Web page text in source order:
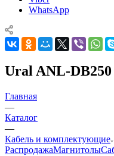
WhatsApp
Ural ANL-DB250
Главная
—
Каталог
—
Кабель и комплектующие
РаспродажаМагнитолы